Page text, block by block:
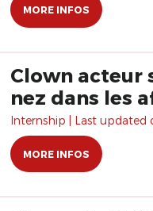
MORE INFOS
Clown acteur
nez dans les
Internship | Last updated
MORE INFOS